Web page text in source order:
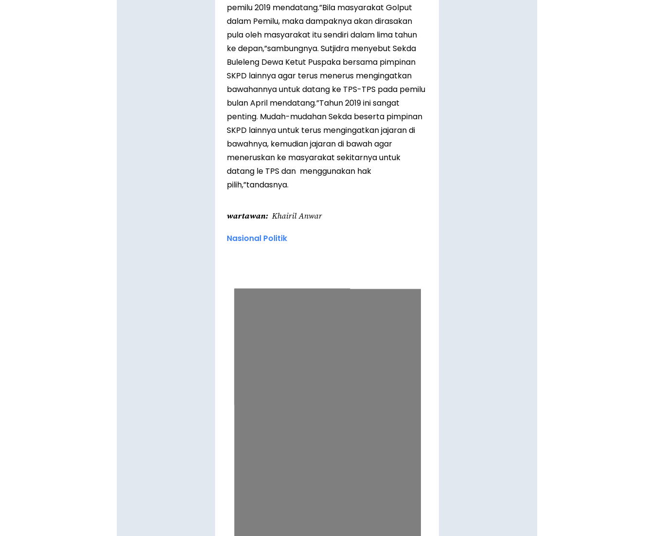
pemilu 2019 mendatang.”Bila masyarakat Golput
dalam Pemilu, maka dampaknya akan dirasakan
pula oleh masyarakat itu sendiri dalam lima tahun
ke depan,”sambungnya. Sutjidra menyebut Sekda
Buleleng Dewa Ketut Puspaka bersama pimpinan
SKPD lainnya agar terus menerus mengingatkan
bawahannya untuk datang ke TPS-TPS pada pemilu
bulan April mendatang.”Tahun 2019 ini sangat
penting. Mudah-mudahan Sekda beserta pimpinan
SKPD lainnya untuk terus mengingatkan jajaran di
bawahnya, kemudian jajaran di bawah agar
meneruskan ke masyarakat sekitarnya untuk
datang le TPS dan menggunakan hak
pilih,”tandasnya.
wartawan Khairil Anwar
Nasional Politik